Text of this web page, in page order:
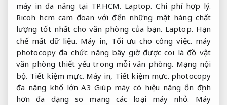
máy in đa năng tại TP.HCM. Laptop. Chi phí hợp lý.
Ricoh hcm cam đoan với đến những mặt hàng chất
lượng tốt nhất cho văn phòng của bạn. Laptop. Hạn
chế mất dữ liệu. Máy in, Tối ưu cho công việc. máy
photocopy đa chức năng bây giờ được coi là đồ vật
văn phòng thiết yếu trong mỗi văn phòng. Mạng nội
bộ. Tiết kiệm mực. Máy in, Tiết kiệm mực. photocopy
đa năng khổ lớn A3 Giúp máy có hiệu năng ổn định
hơn đa dạng so mang các loại máy nhỏ. Máy